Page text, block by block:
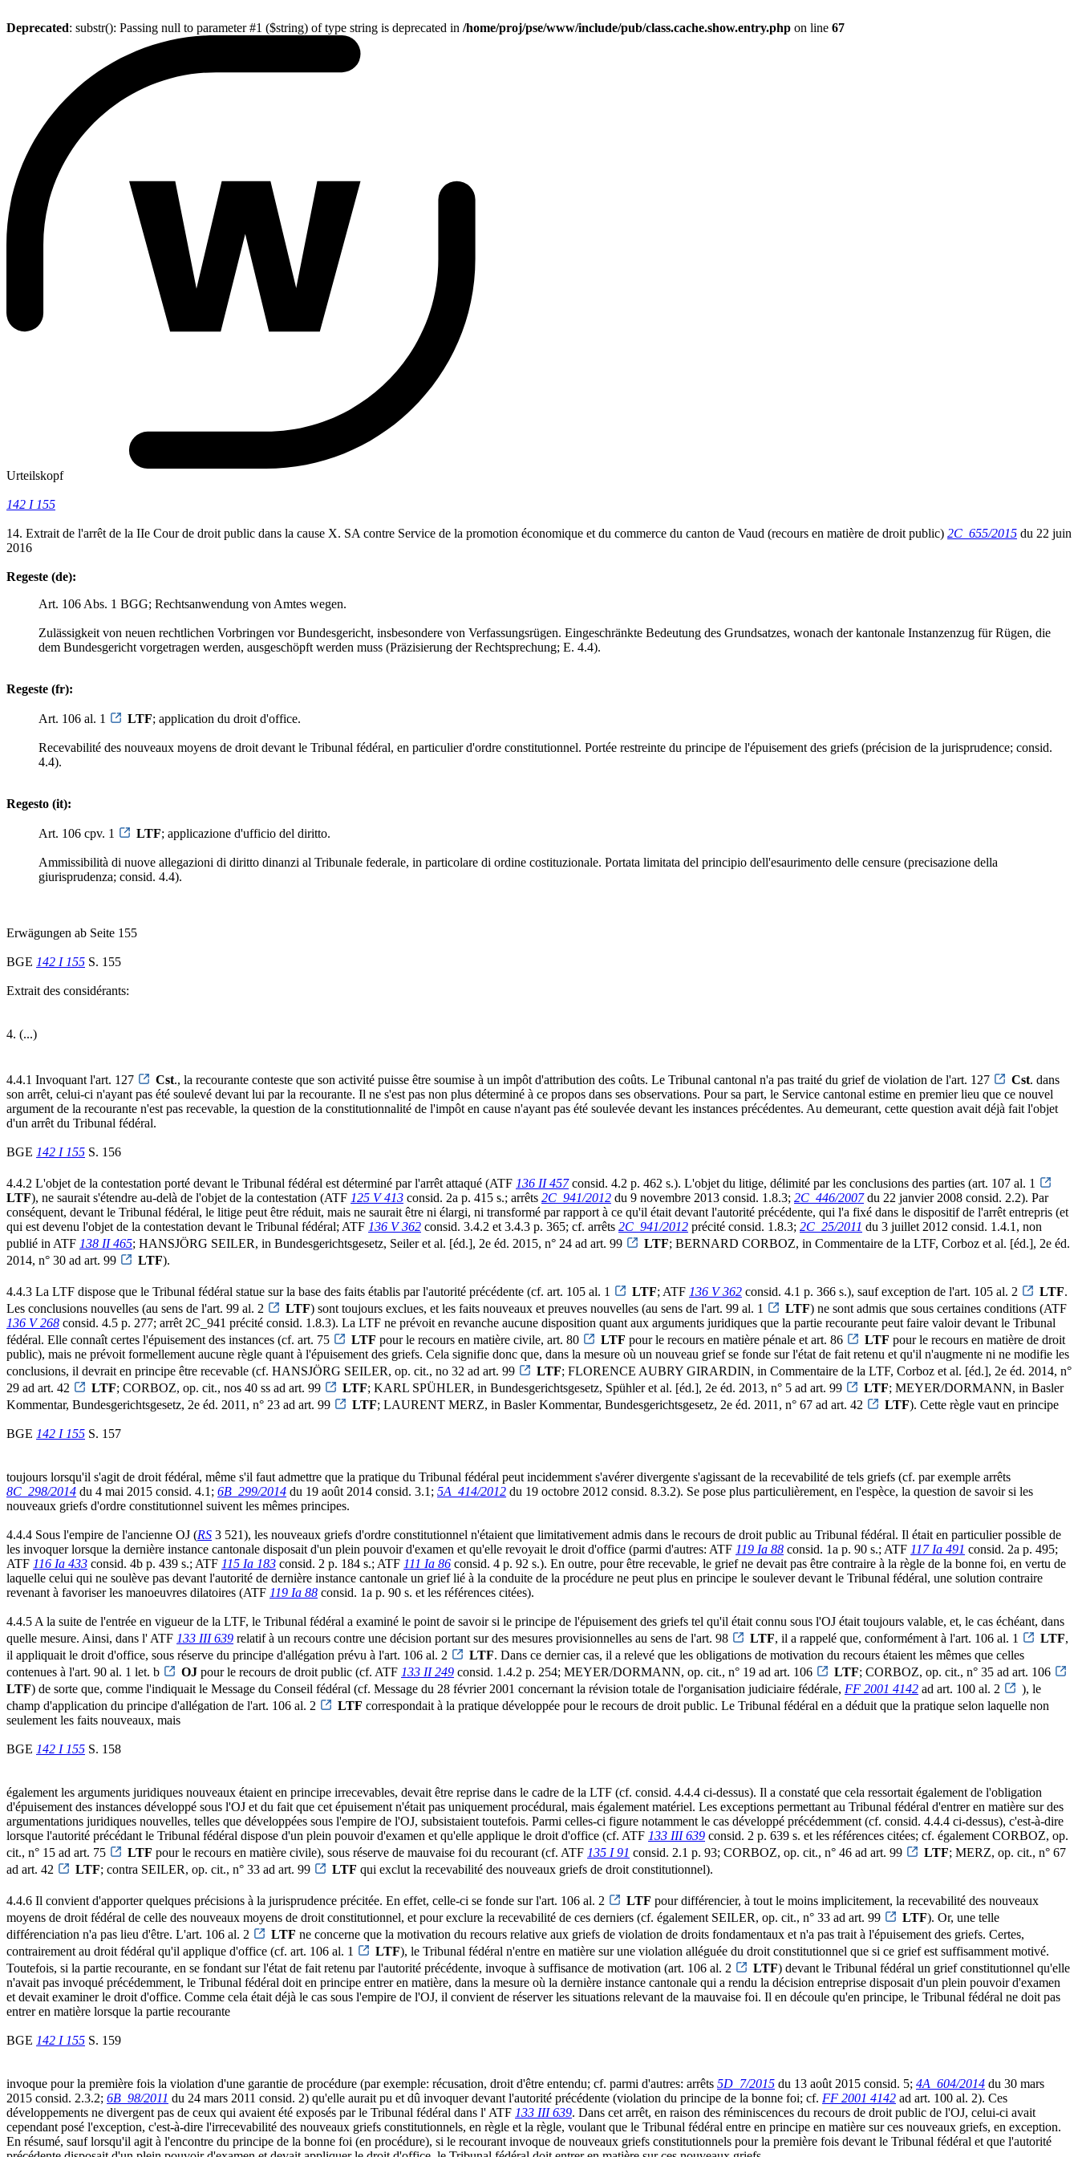
Deprecated: substr(): Passing null to parameter #1 ($string) of type string is deprecated in /home/proj/pse/www/include/pub/class.cache.show.entry.php on line 67
Urteilskopf
142 I 155
14. Extrait de l'arrêt de la IIe Cour de droit public dans la cause X. SA contre Service de la promotion économique et du commerce du canton de Vaud (recours en matière de droit public) 2C_655/2015 du 22 juin
2016
Regeste (de):
Art. 106 Abs. 1 BGG; Rechtsanwendung von Amtes wegen.
Zulässigkeit von neuen rechtlichen Vorbringen vor Bundesgericht, insbesondere von Verfassungsrügen. Eingeschränkte Bedeutung des Grundsatzes, wonach der kantonale Instanzenzug für Rügen, die
dem Bundesgericht vorgetragen werden, ausgeschöpft werden muss (Präzisierung der Rechtsprechung; E. 4.4).
Regeste (fr):
Art. 106 al. 1 LTF; application du droit d'office.
Recevabilité des nouveaux moyens de droit devant le Tribunal fédéral, en particulier d'ordre constitutionnel. Portée restreinte du principe de l'épuisement des griefs (précision de la jurisprudence; consid.
4.4).
Regesto (it):
Art. 106 cpv. 1 LTF; applicazione d'ufficio del diritto.
Ammissibilità di nuove allegazioni di diritto dinanzi al Tribunale federale, in particolare di ordine costituzionale. Portata limitata del principio dell'esaurimento delle censure (precisazione della
giurisprudenza; consid. 4.4).
Erwägungen ab Seite 155
BGE 142 I 155 S. 155
Extrait des considérants:
4. (...)
4.4.1 Invoquant l'art. 127 Cst., la recourante conteste que son activité puisse être soumise à un impôt d'attribution des coûts. Le Tribunal cantonal n'a pas traité du grief de violation de l'art. 127 Cst. dans
son arrêt, celui-ci n'ayant pas été soulevé devant lui par la recourante. Il ne s'est pas non plus déterminé à ce propos dans ses observations. Pour sa part, le Service cantonal estime en premier lieu que ce nouvel
argument de la recourante n'est pas recevable, la question de la constitutionnalité de l'impôt en cause n'ayant pas été soulevée devant les instances précédentes. Au demeurant, cette question avait déjà fait l'objet
d'un arrêt du Tribunal fédéral.
BGE 142 I 155 S. 156
4.4.2 L'objet de la contestation porté devant le Tribunal fédéral est déterminé par l'arrêt attaqué (ATF 136 II 457consid. 4.2 p. 462 s.). L'objet du litige, délimité par les conclusions des parties (art. 107 al. 1
LTF), ne saurait s'étendre au-delà de l'objet de la contestation (ATF 125 V 413 consid. 2a p. 415 s.; arrêts 2C_941/2012 du 9 novembre 2013 consid. 1.8.3; 2C_446/2007du 22 janvier 2008 consid. 2.2). Par
conséquent, devant le Tribunal fédéral, le litige peut être réduit, mais ne saurait être ni élargi, ni transformé par rapport à ce qu'il était devant l'autorité précédente, qui l'a fixé dans le dispositif de l'arrêt entrepris (et
qui est devenu l'objet de la contestation devant le Tribunal fédéral; ATF 136 V 362 consid. 3.4.2 et 3.4.3 p. 365; cf. arrêts 2C_941/2012 précité consid. 1.8.3; 2C_25/2011 du 3 juillet 2012 consid. 1.4.1, non
publié in ATF 138 II 465; HANSJÖRG SEILER, in Bundesgerichtsgesetz, Seiler et al. [éd.], 2e éd. 2015, n° 24 ad art. 99 LTF; BERNARD CORBOZ, in Commentaire de la LTF, Corboz et al. [éd.], 2e éd.
2014, n° 30 ad art. 99
LTF).
4.4.3 La LTF dispose que le Tribunal fédéral statue sur la base des faits établis par l'autorité précédente (cf. art. 105 al. 1 LTF; ATF 136 V 362 consid. 4.1 p. 366 s.), sauf exception de l'art. 105 al. 2 LTF.
Les conclusions nouvelles (au sens de l'art. 99 al. 2
LTF) sont toujours exclues, et les faits nouveaux et preuves nouvelles (au sens de l'art. 99 al. 1 LTF) ne sont admis que sous certaines conditions (ATF
136 V 268 consid. 4.5 p. 277; arrêt 2C_941 précité consid. 1.8.3). La LTF ne prévoit en revanche aucune disposition quant aux arguments juridiques que la partie recourante peut faire valoir devant le Tribunal
fédéral. Elle connaît certes l'épuisement des instances (cf. art. 75
LTF pour le recours en matière civile, art. 80 LTF pour le recours en matière pénale et art. 86 LTF pour le recours en matière de droit
public), mais ne prévoit formellement aucune règle quant à l'épuisement des griefs. Cela signifie donc que, dans la mesure où un nouveau grief se fonde sur l'état de fait retenu et qu'il n'augmente ni ne modifie les
conclusions, il devrait en principe être recevable (cf. HANSJÖRG SEILER, op. cit., no 32 ad art. 99
LTF; FLORENCE AUBRY GIRARDIN, in Commentaire de la LTF, Corboz et al. [éd.], 2e éd. 2014, n°
29 ad art. 42
LTF; CORBOZ, op. cit., nos 40 ss ad art. 99 LTF; KARL SPÜHLER, in Bundesgerichtsgesetz, Spühler et al. [éd.], 2e éd. 2013, n° 5 ad art. 99 LTF; MEYER/DORMANN, in Basler
Kommentar, Bundesgerichtsgesetz, 2e éd. 2011, n° 23 ad art. 99
LTF; LAURENT MERZ, in Basler Kommentar, Bundesgerichtsgesetz, 2e éd. 2011, n° 67 ad art. 42 LTF). Cette règle vaut en principe
BGE 142 I 155 S. 157
toujours lorsqu'il s'agit de droit fédéral, même s'il faut admettre que la pratique du Tribunal fédéral peut incidemment s'avérer divergente s'agissant de la recevabilité de tels griefs (cf. par exemple arrêts
8C_298/2014 du 4 mai 2015 consid. 4.1; 6B_299/2014 du 19 août 2014 consid. 3.1; 5A_414/2012 du 19 octobre 2012 consid. 8.3.2). Se pose plus particulièrement, en l'espèce, la question de savoir si les
nouveaux griefs d'ordre constitutionnel suivent les mêmes principes.
4.4.4 Sous l'empire de l'ancienne OJ (RS 3 521), les nouveaux griefs d'ordre constitutionnel n'étaient que limitativement admis dans le recours de droit public au Tribunal fédéral. Il était en particulier possible de
les invoquer lorsque la dernière instance cantonale disposait d'un plein pouvoir d'examen et qu'elle revoyait le droit d'office (parmi d'autres: ATF 119 Ia 88 consid. 1a p. 90 s.; ATF 117 Ia 491 consid. 2a p. 495;
ATF 116 Ia 433 consid. 4b p. 439 s.; ATF 115 Ia 183 consid. 2 p. 184 s.; ATF 111 Ia 86 consid. 4 p. 92 s.). En outre, pour être recevable, le grief ne devait pas être contraire à la règle de la bonne foi, en vertu de
laquelle celui qui ne soulève pas devant l'autorité de dernière instance cantonale un grief lié à la conduite de la procédure ne peut plus en principe le soulever devant le Tribunal fédéral, une solution contraire
revenant à favoriser les manoeuvres dilatoires (ATF 119 Ia 88 consid. 1a p. 90 s. et les références citées).
4.4.5 A la suite de l'entrée en vigueur de la LTF, le Tribunal fédéral a examiné le point de savoir si le principe de l'épuisement des griefs tel qu'il était connu sous l'OJ était toujours valable, et, le cas échéant, dans
quelle mesure. Ainsi, dans l' ATF 133 III 639 relatif à un recours contre une décision portant sur des mesures provisionnelles au sens de l'art. 98 LTF, il a rappelé que, conformément à l'art. 106 al. 1 LTF,
il appliquait le droit d'office, sous réserve du principe d'allégation prévu à l'art. 106 al. 2
LTF. Dans ce dernier cas, il a relevé que les obligations de motivation du recours étaient les mêmes que celles
contenues à l'art. 90 al. 1 let. b
OJ pour le recours de droit public (cf. ATF 133 II 249 consid. 1.4.2 p. 254; MEYER/DORMANN, op. cit., n° 19 ad art. 106 LTF; CORBOZ, op. cit., n° 35 ad art. 106
LTF) de sorte que, comme l'indiquait le Message du Conseil fédéral (cf. Message du 28 février 2001 concernant la révision totale de l'organisation judiciaire fédérale, FF 2001 4142 ad art. 100 al. 2
), le
champ d'application du principe d'allégation de l'art. 106 al. 2
LTF correspondait à la pratique développée pour le recours de droit public. Le Tribunal fédéral en a déduit que la pratique selon laquelle non
seulement les faits nouveaux, mais
BGE 142 I 155 S. 158
également les arguments juridiques nouveaux étaient en principe irrecevables, devait être reprise dans le cadre de la LTF (cf. consid. 4.4.4 ci-dessus). Il a constaté que cela ressortait également de l'obligation
d'épuisement des instances développé sous l'OJ et du fait que cet épuisement n'était pas uniquement procédural, mais également matériel. Les exceptions permettant au Tribunal fédéral d'entrer en matière sur des
argumentations juridiques nouvelles, telles que développées sous l'empire de l'OJ, subsistaient toutefois. Parmi celles-ci figure notamment le cas développé précédemment (cf. consid. 4.4.4 ci-dessus), c'est-à-dire
lorsque l'autorité précédant le Tribunal fédéral dispose d'un plein pouvoir d'examen et qu'elle applique le droit d'office (cf. ATF 133 III 639 consid. 2 p. 639 s. et les références citées; cf. également CORBOZ, op.
cit., n° 15 ad art. 75
LTF pour le recours en matière civile), sous réserve de mauvaise foi du recourant (cf. ATF 135 I 91 consid. 2.1 p. 93; CORBOZ, op. cit., n° 46 ad art. 99 LTF; MERZ, op. cit., n° 67
ad art. 42
LTF; contra SEILER, op. cit., n° 33 ad art. 99 LTF qui exclut la recevabilité des nouveaux griefs de droit constitutionnel).
4.4.6 Il convient d'apporter quelques précisions à la jurisprudence précitée. En effet, celle-ci se fonde sur l'art. 106 al. 2 LTF pour différencier, à tout le moins implicitement, la recevabilité des nouveaux
moyens de droit fédéral de celle des nouveaux moyens de droit constitutionnel, et pour exclure la recevabilité de ces derniers (cf. également SEILER, op. cit., n° 33 ad art. 99
LTF). Or, une telle
différenciation n'a pas lieu d'être. L'art. 106 al. 2
LTF ne concerne que la motivation du recours relative aux griefs de violation de droits fondamentaux et n'a pas trait à l'épuisement des griefs. Certes,
contrairement au droit fédéral qu'il applique d'office (cf. art. 106 al. 1
LTF), le Tribunal fédéral n'entre en matière sur une violation alléguée du droit constitutionnel que si ce grief est suffisamment motivé.
Toutefois, si la partie recourante, en se fondant sur l'état de fait retenu par l'autorité précédente, invoque à suffisance de motivation (art. 106 al. 2
LTF) devant le Tribunal fédéral un grief constitutionnel qu'elle
n'avait pas invoqué précédemment, le Tribunal fédéral doit en principe entrer en matière, dans la mesure où la dernière instance cantonale qui a rendu la décision entreprise disposait d'un plein pouvoir d'examen
et devait examiner le droit d'office. Comme cela était déjà le cas sous l'empire de l'OJ, il convient de réserver les situations relevant de la mauvaise foi. Il en découle qu'en principe, le Tribunal fédéral ne doit pas
entrer en matière lorsque la partie recourante
BGE 142 I 155 S. 159
invoque pour la première fois la violation d'une garantie de procédure (par exemple: récusation, droit d'être entendu; cf. parmi d'autres: arrêts 5D_7/2015 du 13 août 2015 consid. 5; 4A_604/2014 du 30 mars
2015 consid. 2.3.2; 6B_98/2011 du 24 mars 2011 consid. 2) qu'elle aurait pu et dû invoquer devant l'autorité précédente (violation du principe de la bonne foi; cf. FF 2001 4142 ad art. 100 al. 2). Ces
développements ne divergent pas de ceux qui avaient été exposés par le Tribunal fédéral dans l' ATF 133 III 639. Dans cet arrêt, en raison des réminiscences du recours de droit public de l'OJ, celui-ci avait
cependant posé l'exception, c'est-à-dire l'irrecevabilité des nouveaux griefs constitutionnels, en règle et la règle, voulant que le Tribunal fédéral entre en principe en matière sur ces nouveaux griefs, en exception.
En résumé, sauf lorsqu'il agit à l'encontre du principe de la bonne foi (en procédure), si le recourant invoque de nouveaux griefs constitutionnels pour la première fois devant le Tribunal fédéral et que l'autorité